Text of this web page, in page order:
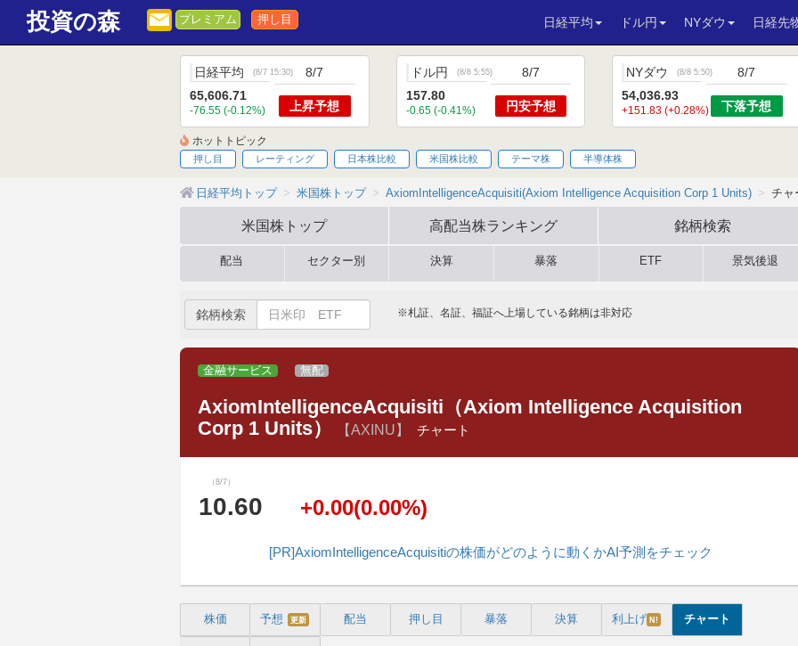
投資の森 プレミアム 押し目 日経平均 ドル円 NYダウ 日経先
日経平均 (8/7 15:30)
65,606.71
-76.55 (-0.12%)
8/7
上昇予想
ドル円 (8/8 5:55)
157.80
-0.65 (-0.41%)
8/7
円安予想
NYダウ (8/8 5:50)
54,036.93
+151.83 (+0.28%)
8/7
下落予想
ホットトピック
押し目 レーティング 日本株比較 米国株比較 テーマ株 半導体株
日経平均トップ 米国株トップ AxiomIntelligenceAcquisiti(Axiom Intelligence Acquisition Corp 1 Units) チャ
米国株 トップ 高配当株ランキング 銘柄検索
配当 セクター別 決算 暴落 ETF 景気後退
銘柄検索 ※札証、名証、福証へ上場している銘柄は非対応
金融サービス 無配
AxiomIntelligenceAcquisiti（Axiom Intelligence Acquisition
Corp 1 Units）
【AXINU】 チャート
（8/7）
10.60 +0.00(0.00%)
[PR]AxiomIntelligenceAcquisitiの株価がどのように動くかAI予測をチェック
株価 予想 更新 配当 押し目 暴落 決算 利上げ N! チャート